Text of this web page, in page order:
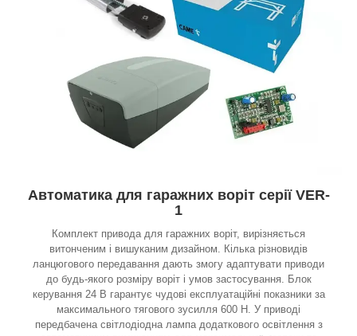
Автоматика для гаражних воріт серії VER-
1
Комплект привода для гаражних воріт, вирізняється
витонченим і вишуканим дизайном. Кілька різновидів
ланцюгового передавання дають змогу адаптувати приводи
до будь-якого розміру воріт і умов застосування. Блок
керування 24 В гарантує чудові експлуатаційні показники за
максимального тягового зусилля 600 Н. У приводі
передбачена світлодіодна лампа додаткового освітлення з